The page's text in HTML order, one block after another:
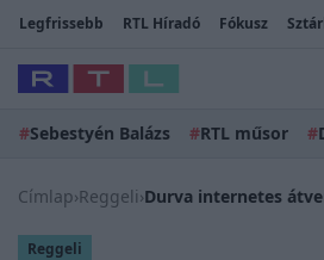
Legfrissebb RTL Híradó Fókusz
#Sebestyén Balázs #RTL műsor #
Címlap›Reggeli›
Reggeli